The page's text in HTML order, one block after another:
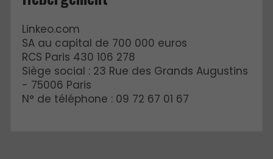
Linkeo.com
SA au capital de 700 000 euros
RCS Paris 430 106 278
Siège social : 23 Rue des Grands Augustins
- 75006 Paris
N° de téléphone : 09 72 67 01 67